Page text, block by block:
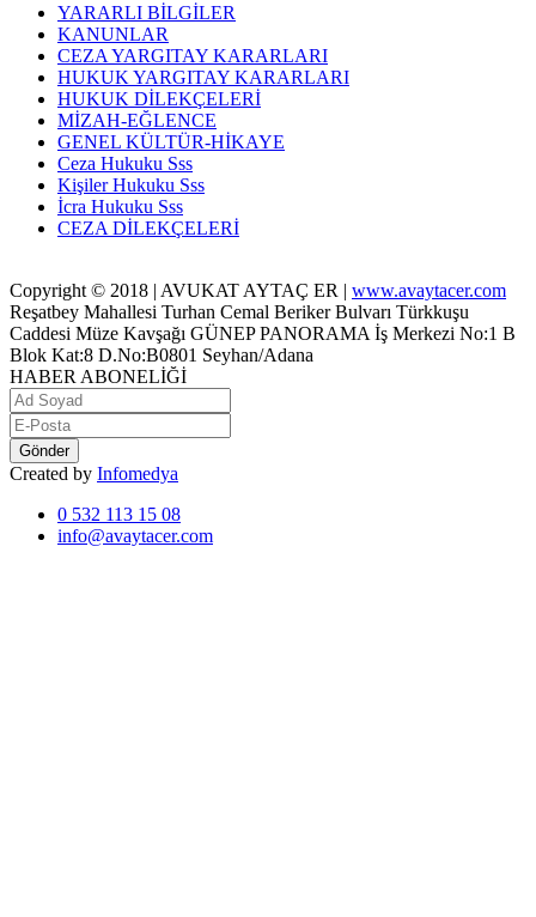
YARARLI BİLGİLER
KANUNLAR
CEZA YARGITAY KARARLARI
HUKUK YARGITAY KARARLARI
HUKUK DİLEKÇELERİ
MİZAH-EĞLENCE
GENEL KÜLTÜR-HİKAYE
Ceza Hukuku Sss
Kişiler Hukuku Sss
İcra Hukuku Sss
CEZA DİLEKÇELERİ
Copyright © 2018 | AVUKAT AYTAÇ ER | www.avaytacer.com
Reşatbey Mahallesi Turhan Cemal Beriker Bulvarı Türkkuşu
Caddesi Müze Kavşağı GÜNEP PANORAMA İş Merkezi No:1 B
Blok Kat:8 D.No:B0801 Seyhan/Adana
HABER ABONELİĞİ
Gönder
Created by Infomedya
0 532 113 15 08
info@avaytacer.com